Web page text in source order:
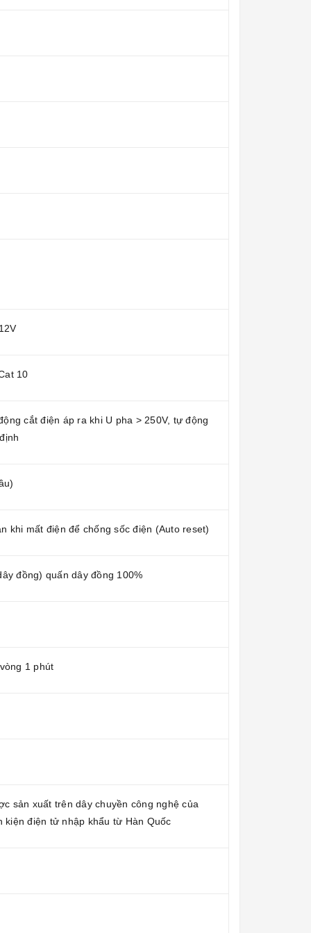
10
cắt điện áp ra khi U pha > 250V, tự động
khi mất điện để chống sốc điện (Auto reset)
đồng) quấn dây đồng 100%
1 phút
sản xuất trên dây chuyền công nghệ của
điện tử nhập khẩu từ Hàn Quốc